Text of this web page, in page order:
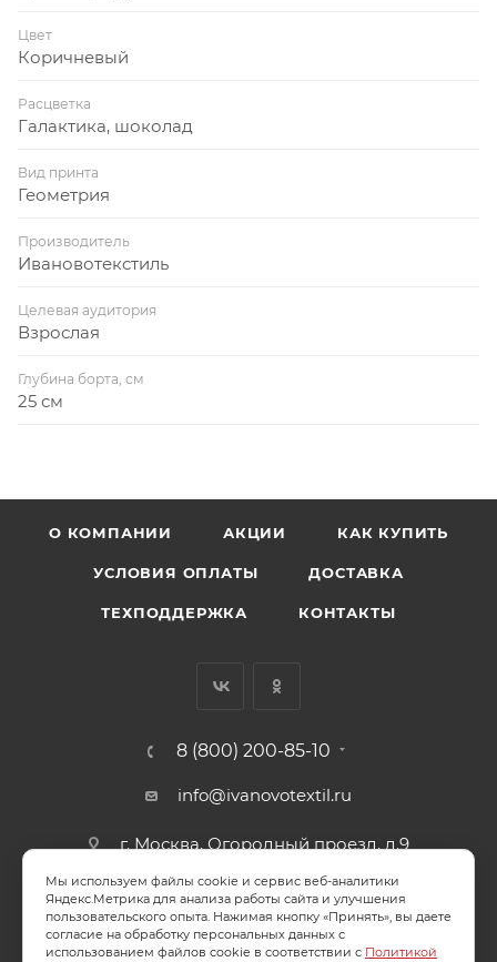
Цвет
Коричневый
Расцветка
Галактика, шоколад
Вид принта
Геометрия
Производитель
Ивановотекстиль
Целевая аудитория
Взрослая
Глубина борта, см
25 см
О КОМПАНИИ АКЦИИ КАК КУПИТЬ
УСЛОВИЯ ОПЛАТЫ ДОСТАВКА
ТЕХПОДДЕРЖКА КОНТАКТЫ
8 (800) 200-85-10
info@ivanovotextil.ru
г. Москва, Огородный проезд, д.9
СОГЛАСИЕ НА ОБРАБОТКУ ПЕРСОНАЛЬНЫХ ДАННЫХ
ПОЛИТИКА ОБРАБОТКИ ПЕРСОНАЛЬНЫХ ДАННЫХ
Мы используем файлы cookie и сервис веб-аналитики
Яндекс.Метрика для анализа работы сайта и улучшения
пользовательского опыта. Нажимая кнопку «Принять», вы даете
согласие на обработку персональных данных с
использованием файлов cookie в соответствии с Политикой